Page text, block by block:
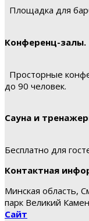
Площадка для
Конференц-залы.
Просторные
до 90 человек.
Сауна и
Бесплатно для
Контактная
Минская область,
парк Великий
Сайт